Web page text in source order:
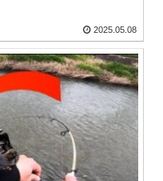
2025.05.08